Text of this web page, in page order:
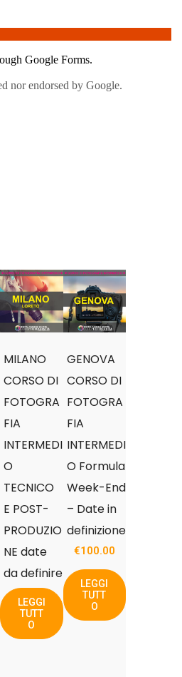
MILANO
CORSO DI
FOTOGRA
FIA
INTERMEDI
O
TECNICO
E POST-
PRODUZIO
NE date
da definire
LEGGI
TUTT
O
GENOVA
CORSO DI
FOTOGRA
FIA
INTERMEDI
O Formula
Week-End
– Date in
definizione
€100.00
LEGGI
TUTT
O